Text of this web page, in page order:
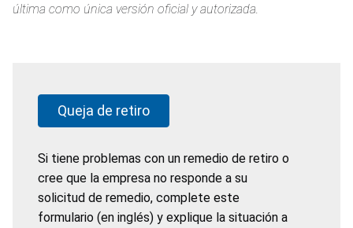
última como única versión oficial y autorizada.
Queja de retiro
Si tiene problemas con un remedio de retiro o
cree que la empresa no responde a su
solicitud de remedio, complete este
formulario (en inglés) y explique la situación a